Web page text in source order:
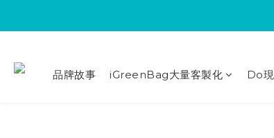
品牌故事 iGreenBag大量客製化 Do